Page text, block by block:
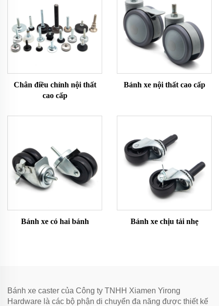
Chân điều chỉnh nội thất
cao cấp
Bánh xe nội thất cao cấp
Bánh xe có hai bánh Bánh xe chịu tải nhẹ
Bánh xe caster của Công ty TNHH Xiamen Yirong
Hardware là các bộ phận di chuyển đa năng được thiết kế